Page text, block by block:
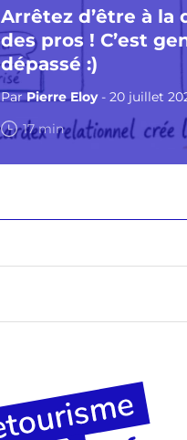
Arrêtez d’être à la
des pros ! C’est
dépassé :)
ParPierre Eloy- 20 juillet
17 min